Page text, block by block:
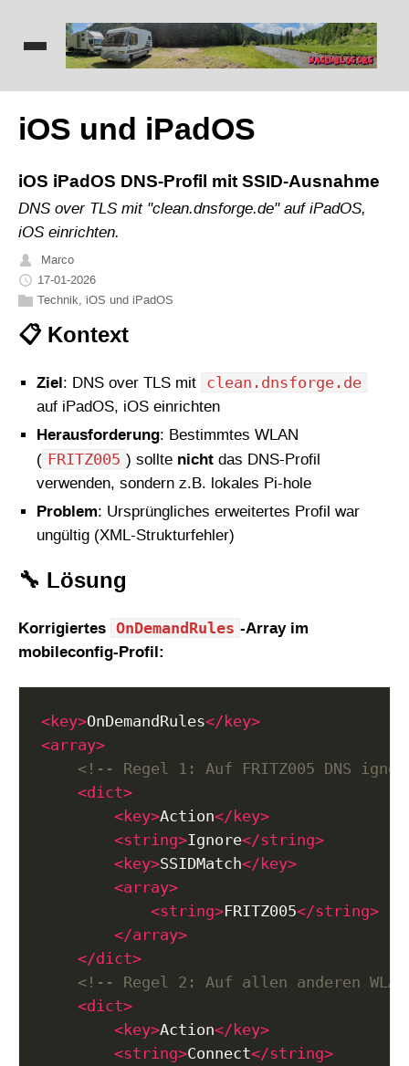
iOS und iPadOS
iOS iPadOS DNS-Profil mit SSID-Ausnahme
DNS over TLS mit "clean.dnsforge.de" auf iPadOS,
iOS einrichten.
Marco
17-01-2026
Technik, iOS und iPadOS
📋 Kontext
Ziel: DNS over TLS mit clean.dnsforge.de
auf iPadOS, iOS einrichten
Herausforderung: Bestimmtes WLAN
( FRITZ005 ) sollte nicht das DNS-Profil
verwenden, sondern z.B. lokales Pi-hole
Problem: Ursprüngliches erweitertes Profil war
ungültig (XML-Strukturfehler)
🔧 Lösung
Korrigiertes OnDemandRules -Array im
mobileconfig-Profil:
<key>OnDemandRules</key>
<array>
<!-- Regel 1: Auf FRITZ005 DNS
<dict>
<key>Action</key>
<string>Ignore</string>
<key>SSIDMatch</key>
<array>
<string>FRITZ005</string>
</array>
</dict>
<!-- Regel 2: Auf allen anderen
<dict>
<key>Action</key>
<string>Connect</string>